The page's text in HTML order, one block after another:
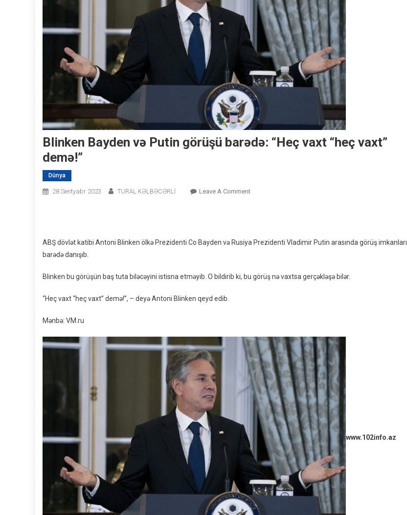
Blinken Bayden və Putin görüşü barədə: “Heç vaxt “heç vaxt”
demə!”
Dünya
28 Sentyabr 2023 TURAL KƏLBƏCƏRLİ Leave A CommentOn
Görüşü
Vaxt
ABŞ dövlət katibi Antoni Blinken ölkə Prezidenti Co Bayden və Rusiya Prezidenti Vladimir Putin arasında görüş imkanları
barədə danışıb.
Blinken bu görüşün baş tuta biləcəyini istisna etməyib. O bildirib ki, bu görüş nə vaxtsa gerçəkləşə bilər.
“Heç vaxt “heç vaxt” demə!”, – deyə Antoni Blinken qeyd edib.
Mənbə: VM.ru
www.102info.az